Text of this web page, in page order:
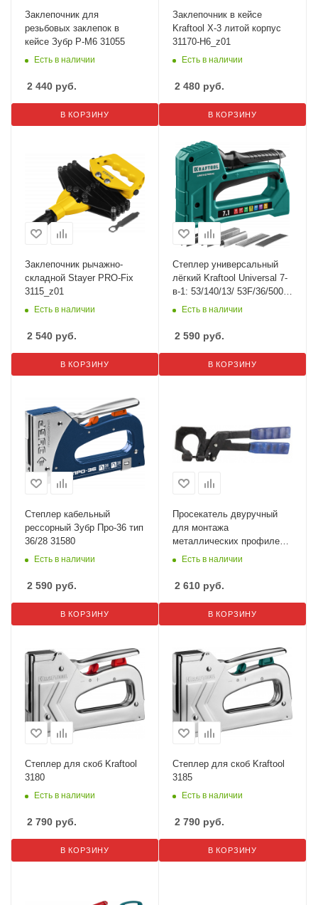
Заклепочник для
резьбовых заклепок в
кейсе Зубр Р-М6 31055
Есть в наличии
2 440 руб.
В КОРЗИНУ
Заклепочник в кейсе
Kraftool X-3 литой корпус
31170-H6_z01
Есть в наличии
2 480 руб.
В КОРЗИНУ
Заклепочник рычажно-
складной Stayer PRO-Fix
3115_z01
Есть в наличии
2 540 руб.
В КОРЗИНУ
Степлер универсальный
лёгкий Kraftool Universal 7-
в-1: 53/140/13/ 53F/36/500
31524
Есть в наличии
2 590 руб.
В КОРЗИНУ
Степлер кабельный
рессорный Зубр Про-36 тип
36/28 31580
Есть в наличии
2 590 руб.
В КОРЗИНУ
Просекатель двуручный
для монтажа
металлических профилей
Сибин 3132
Есть в наличии
2 610 руб.
В КОРЗИНУ
Степлер для скоб Kraftool
3180
Есть в наличии
2 790 руб.
В КОРЗИНУ
Степлер для скоб Kraftool
3185
Есть в наличии
2 790 руб.
В КОРЗИНУ